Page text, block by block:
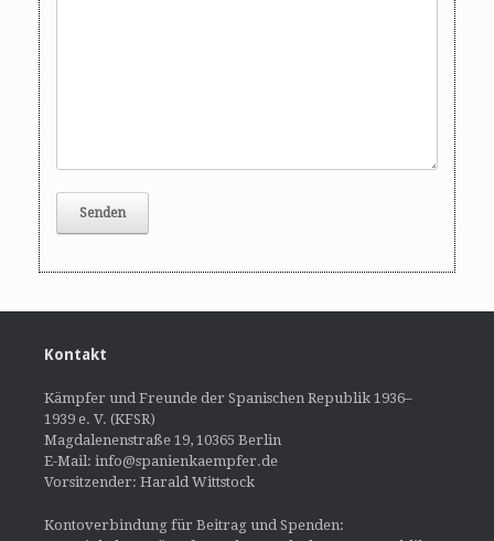
Kontakt
Kämpfer und Freunde der Spanischen Republik 1936–
1939 e. V. (KFSR)
Magdalenenstraße 19, 10365 Berlin
E-Mail: info@spanienkaempfer.de
Vorsitzender: Harald Wittstock
Kontoverbindung für Beitrag und Spenden: